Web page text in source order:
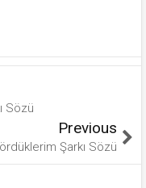
Sözü
Previous
Şarkı Sözü